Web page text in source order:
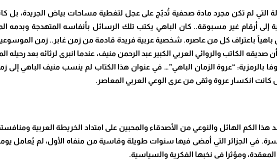
التي لم تكن مجرد مادة صحفية تُدبّج على عجل لتغطية مساحات بياض الجريدة، بل
أرقام غير مسبوقة.. كان الباهي يكتب تلك الرسائل بأنفاسه المتهدجة وبدمه
باهياً باعتراف كل من عاصره. شخصية عربية فريدة قادمة من زمن غابر.. زمن
الكاتب والروائي العربي الكبير عبد الرحمن منيف، عندما انبرى لرثائه بعد رحيله
بالرمزية: “عروة الزمان الباهي”… في عنوان هذا الكتاب لم ينسب منيف الباهي
كانت انكسار عروة وثقى من عرى الوعي العربي المعاصر .
هذا الكم الهائل والنوعي من الأصدقاء والمحبين على امتداد الخريطة العربية
في الجزائر التي أمضى فيها سنوات طويلة وقاسية من منفاه الأول، لم يُعامل
ومؤثرا في نخبها الفكرية والسياسية.